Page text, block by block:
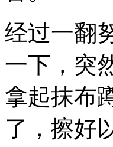
经过一翻
一下，突
拿起抹布
了，擦好